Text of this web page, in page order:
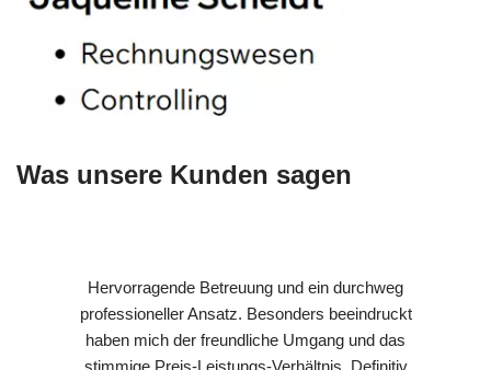
Was unsere Kunden sagen
Hervorragende Betreuung und ein durchweg
professioneller Ansatz. Besonders beeindruckt
haben mich der freundliche Umgang und das
stimmige Preis-Leistungs-Verhältnis. Definitiv